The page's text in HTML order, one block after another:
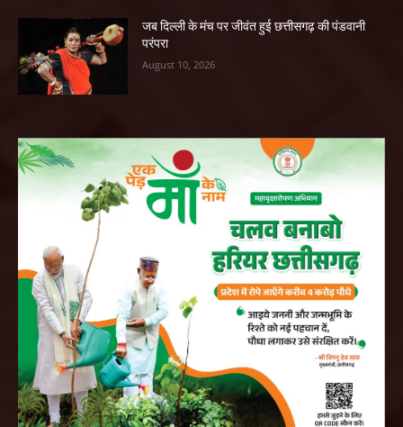
जब दिल्ली के मंच पर जीवंत हुई छत्तीसगढ़ की पंडवानी
परंपरा
August 10, 2026